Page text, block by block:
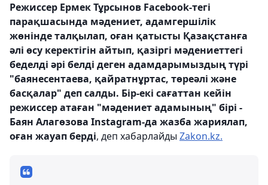
Режиссер Ермек Тұрсынов Facebook-тегі
парақшасында мәдениет, адамгершілік
жөнінде талқылап, оған қатысты Қазақстанға
әлі өсу керектігін айтып, қазіргі мәдениеттегі
беделді әрі белді деген адамдарымыздың түрі
"баянесентаева, қайратнұртас, төреәлі және
басқалар" деп салды. Бір-екі сағаттан кейін
режиссер атаған "мәдениет адамының" бірі -
Баян Алагөзова Instagram-да жазба жариялап,
оған жауап берді, деп хабарлайды Zakon.kz.